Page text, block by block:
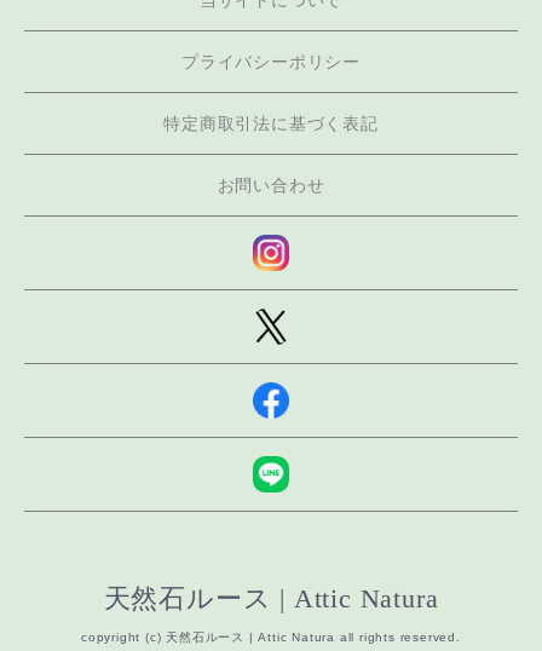
プライバシーポリシー
特定商取引法に基づく表記
お問い合わせ
天然石ルース | Attic Natura
copyright (c) 天然石ルース | Attic Natura all rights reserved.